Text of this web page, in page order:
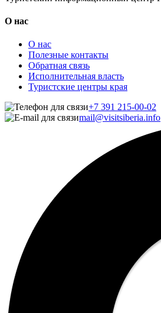
О нас
О нас
Полезные контакты
Обратная связь
Исполнительная власть
Туристские центры края
+7 391 215-00-02
mail@visitsiberia.info